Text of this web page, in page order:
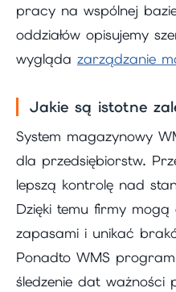
pracy na wspólnej
oddziałów opisujemy
wygląda zarządzanie
Jakie są istotne
System magazynowy
dla przedsiębiorstw.
lepszą kontrolę nad
Dzięki temu firmy
zapasami i unikać
Ponadto WMS
śledzenie dat ważności